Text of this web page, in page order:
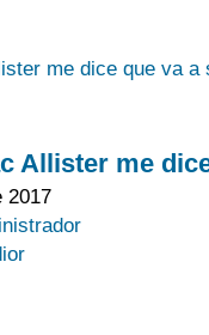
Allister me
2017